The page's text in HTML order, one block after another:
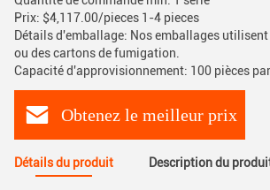
Prix: $4,117.00/pieces 1-4 pieces
Détails d'emballage: Nos emballages
ou des cartons de fumigation.
Capacité d'approvisionnement: 100 pièces
Obtenez le meilleur prix
Détails du produit Description du